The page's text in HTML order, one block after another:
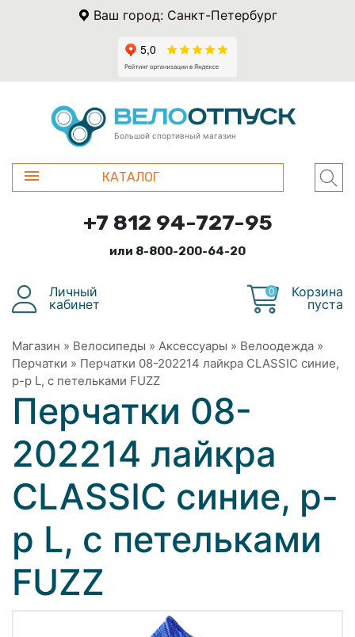
Ваш город: Санкт-Петербург
Большой спортивный магазин
КАТАЛОГ
+7 812 94-727-95
или 8-800-200-64-20
Личный
кабинет
0
Корзина
пуста
Магазин » Велосипеды » Аксессуары » Велоодежда »
Перчатки » Перчатки 08-202214 лайкра CLASSIC синие,
р-р L, с петельками FUZZ
Перчатки 08-
202214 лайкра
CLASSIC синие, р-
р L, с петельками
FUZZ